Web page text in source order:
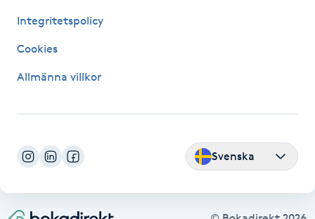
Gelenaglar
Gellack
Gravidyoga
Gruppträning
Integritetspolicy
Cookies
Allmänna villkor
Svenska